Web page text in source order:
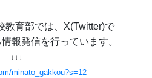
教育部では、X(Twitter)で
報発信を行っています。
↓↓↓
minato_gakkou?s=12